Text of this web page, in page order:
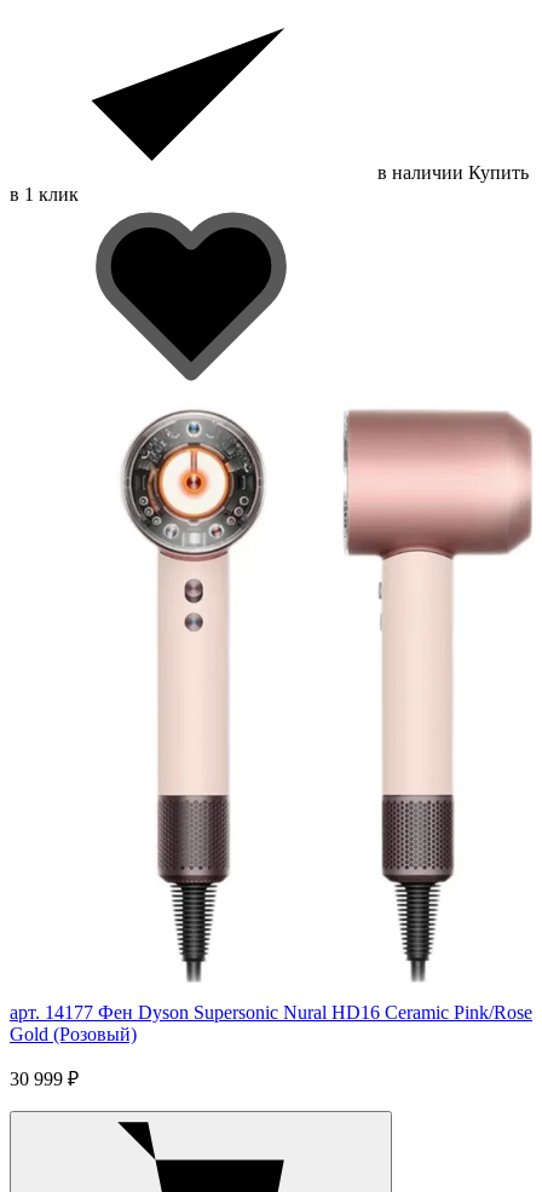
в наличии Купить
в 1 клик
арт. 14177 Фен Dyson Supersonic Nural HD16 Ceramic Pink/Rose
Gold (Розовый)
30 999 ₽